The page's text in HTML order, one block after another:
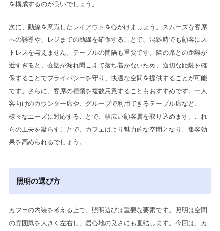
を構成するのが良いでしょう。
次に、動線を意識したレイアウトを心がけましょう。スムーズな客席
への誘導や、レジまでの動線を確保することで、混雑時でも顧客にス
トレスを与えません。テーブルの間隔も重要です。隣の席との距離が
近すぎると、会話が漏れ聞こえて落ち着かないため、適切な距離を確
保することでプライバシーを守り、快適な空間を提供することが可能
です。さらに、客席の種類を複数用意することもおすすめです。一人
客向けのカウンター席や、グループで利用できるテーブル席など、
様々なニーズに対応することで、幅広い顧客層を取り込めます。これ
らの工夫を凝らすことで、カフェはより魅力的な空間となり、集客効
果を高められるでしょう。
照明の選び方
カフェの内装を考える上で、照明選びは重要な要素です。照明は空間
の雰囲気を大きく左右し、居心地の良さにも直結します。今回は、カ